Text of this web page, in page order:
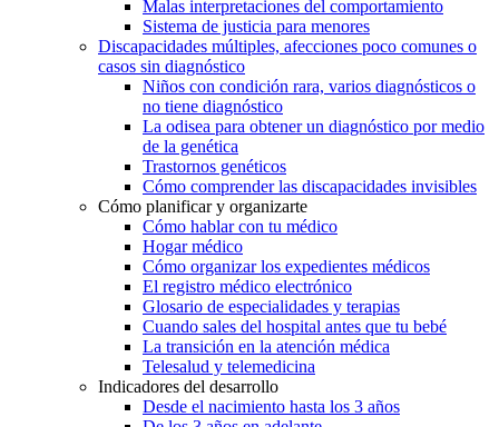
Malas interpretaciones del comportamiento
Sistema de justicia para menores
Discapacidades múltiples, afecciones poco comunes o
casos sin diagnóstico
Niños con condición rara, varios diagnósticos o
no tiene diagnóstico
La odisea para obtener un diagnóstico por medio
de la genética
Trastornos genéticos
Cómo comprender las discapacidades invisibles
Cómo planificar y organizarte
Cómo hablar con tu médico
Hogar médico
Cómo organizar los expedientes médicos
El registro médico electrónico
Glosario de especialidades y terapias
Cuando sales del hospital antes que tu bebé
La transición en la atención médica
Telesalud y telemedicina
Indicadores del desarrollo
Desde el nacimiento hasta los 3 años